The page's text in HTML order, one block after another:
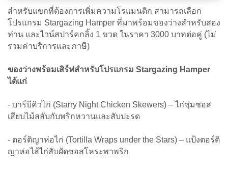
สำหรับแขกที่ต้องการเพิ่มความโรแมนติก สามารถเลือก
โปรแกรม Stargazing Hamper ที่มาพร้อมของว่างสำหรับสอง
ท่าน และไวน์สปาร์คกลิ้ง 1 ขวด ในราคา 3000 บาทต่อคู่ (ไม่
รวมค่าบริการและภาษี)
ของว่างพร้อมเสิร์ฟสำหรับโปรแกรม Stargazing Hamper
ได้แก่
- บาร์บีคิวไก่ (Starry Night Chicken Skewers) – ไก่ชุ่มซอส
เสียบไม้สลับกับพริกหวานและสับปะรด
- ตอร์ติญาห่อไก่ (Tortilla Wraps under the Stars) – แป้งตอร์ติ
ญาห่อไส้ไก่สับผัดซอสโหระพาพริก